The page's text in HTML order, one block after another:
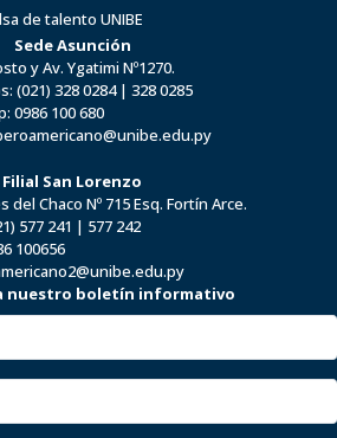
de talento UNIBE
Sede Asunción
y Av. Ygatimi Nº1270.
(021) 328 0284| 328 0285
0986 100 680
Filial San Lorenzo
del Chaco Nº 715 Esq. Fortín Arce.
577 241 | 577 242
100656
nuestro boletín informativo